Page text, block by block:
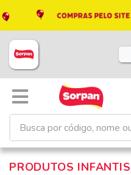
PRODUTOS INFANTIS